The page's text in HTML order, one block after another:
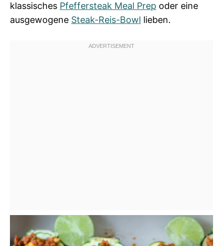
klassisches Pfeffersteak Meal Prep oder eine
ausgewogene Steak-Reis-Bowl lieben.